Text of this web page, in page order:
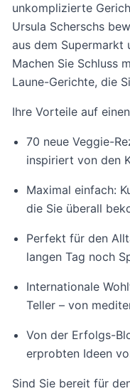
unkomplizierte
Ursula Scherschs
aus dem Supermarkt
Machen Sie Schluss
Laune-Gerichte, die
Ihre Vorteile auf
70 neue Veggie-
inspiriert von den
Maximal einfach:
die Sie überall
Perfekt für den
langen Tag noch
Internationale
Teller – von
Von der Erfolgs-
erprobten Ideen
Sind Sie bereit für